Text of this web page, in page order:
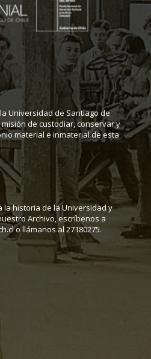
Universidad de Santiago de
misión de custodiar, conservar y
material e inmaterial de esta
la historia de la Universidad y
Archivo, escríbenos a
o llámanos al 27180275.